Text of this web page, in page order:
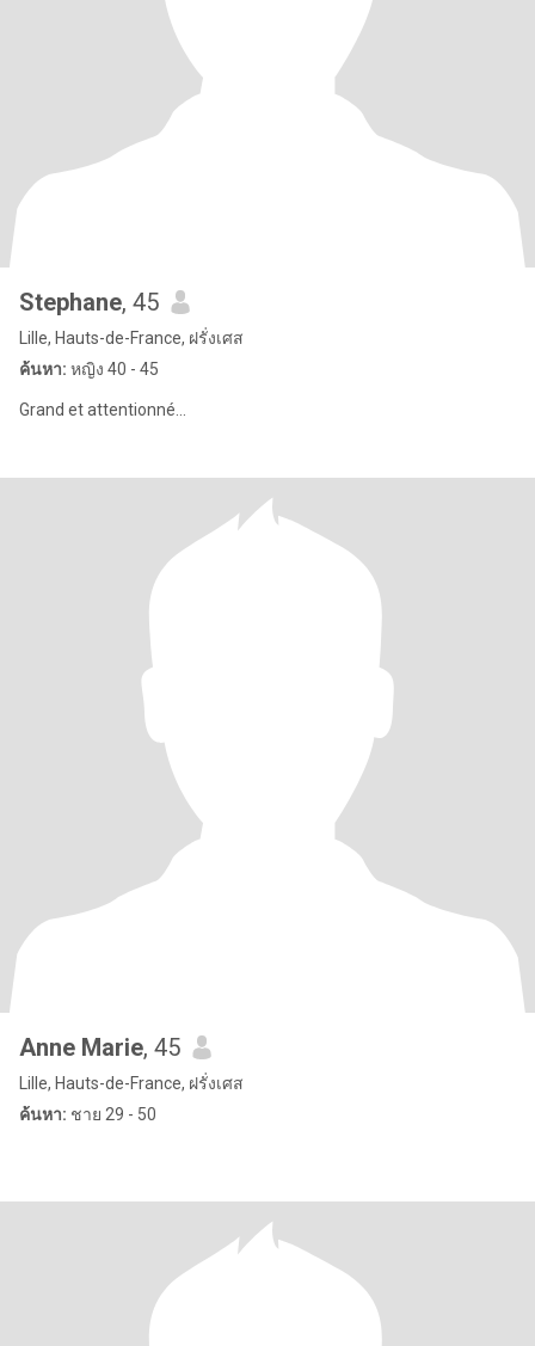
Stephane, 45
Lille, Hauts-de-France, ฝรั่งเศส
ค้นหา: หญิง 40 - 45
Grand et attentionné...
Anne Marie, 45
Lille, Hauts-de-France, ฝรั่งเศส
ค้นหา: ชาย 29 - 50